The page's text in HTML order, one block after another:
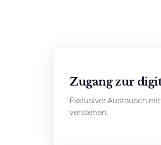
Zugang zur
Exklusiver Austausch
verstehen.